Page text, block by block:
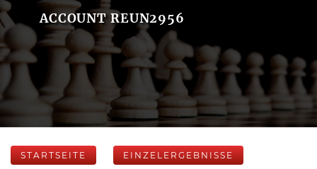
ACCOUNT REUN2956
STARTSEITE EINZELERGEBNISSE